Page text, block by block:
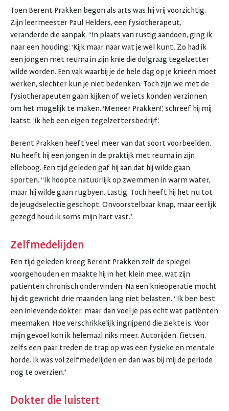
Toen Berent Prakken begon als arts was hij vrij voorzichtig.
Zijn leermeester Paul Helders, een fysiotherapeut,
veranderde die aanpak. “In plaats van rustig aandoen, ging ik
naar een houding: ‘Kijk maar naar wat je wel kunt’. Zo had ik
een jongen met reuma in zijn knie die dolgraag tegelzetter
wilde worden. Een vak waarbij je de hele dag op je knieën moet
werken, slechter kun je niet bedenken. Toch zijn we met de
fysiotherapeuten gaan kijken of we iets konden verzinnen
om het mogelijk te maken. ‘Meneer Prakken!’, schreef hij mij
laatst, ‘ik heb een eigen tegelzettersbedrijf’.
Berent Prakken heeft veel meer van dat soort voorbeelden.
Nu heeft hij een jongen in de praktijk met reuma in zijn
elleboog. Een tijd geleden gaf hij aan dat hij wilde gaan
sporten. “Ik hoopte natuurlijk op zwemmen in warm water,
maar hij wilde gaan rugbyen. Lastig. Toch heeft hij het nu tot
de jeugdselectie geschopt. Onvoorstelbaar knap, maar eerlijk
gezegd houd ik soms mijn hart vast.”
Zelfmedelijden
Een tijd geleden kreeg Berent Prakken zelf de spiegel
voorgehouden en maakte hij in het klein mee, wat zijn
patiënten chronisch ondervinden. Na een knieoperatie mocht
hij dit gewricht drie maanden lang niet belasten. “Ik ben best
een inlevende dokter, maar dan voel je pas echt wat patiënten
meemaken. Hoe verschrikkelijk ingrijpend die ziekte is. Voor
mijn gevoel kon ik helemaal niks meer. Autorijden, fietsen,
zelfs een paar treden de trap op was een fysieke en mentale
horde. Ik was vol zelfmedelijden en dan was bij mij de periode
nog te overzien.”
Dokter die luistert